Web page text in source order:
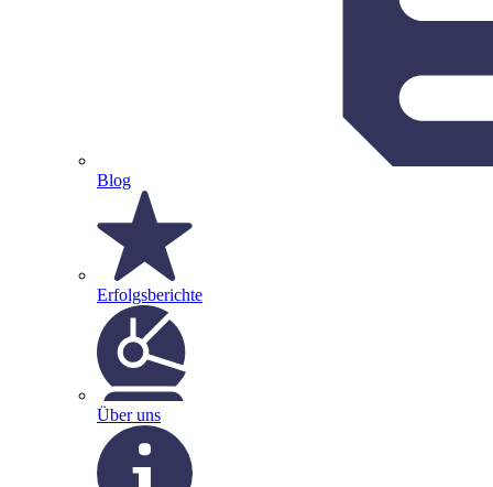
Blog
Erfolgsberichte
Über uns